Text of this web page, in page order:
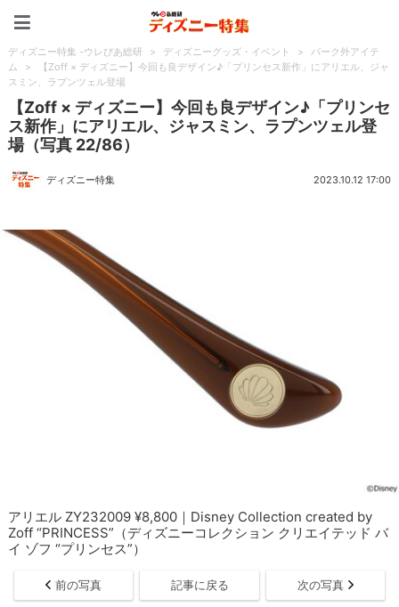
ディズニー特集 -ウレぴあ総研 > ディズニーグッズ・イベント >
パーク外アイテ
ム
>
【Zoff × ディズニー】今回も良デザイン♪「プリンセス新作」にアリエル、ジャ
スミン、ラプンツェル登場
【Zoff × ディズニー】今回も良デザイン♪「プリンセ
ス新作」にアリエル、ジャスミン、ラプンツェル登
場（写真 22/86）
ディズニー特集 2023.10.12 17:00
アリエル ZY232009 ¥8,800｜Disney Collection created by
Zoff “PRINCESS”（ディズニーコレクション クリエイテッド バ
イ ゾフ “プリンセス”）
前の写真 記事に戻る 次の写真